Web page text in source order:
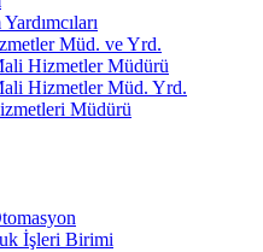
Müd. ve Yrd.
Hizmetler Müdürü
Hizmetler Müd. Yrd.
Müdürü
İşleri Birimi